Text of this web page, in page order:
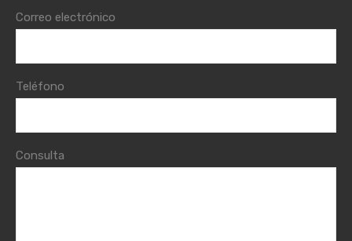
Correo electrónico
Teléfono
Consulta